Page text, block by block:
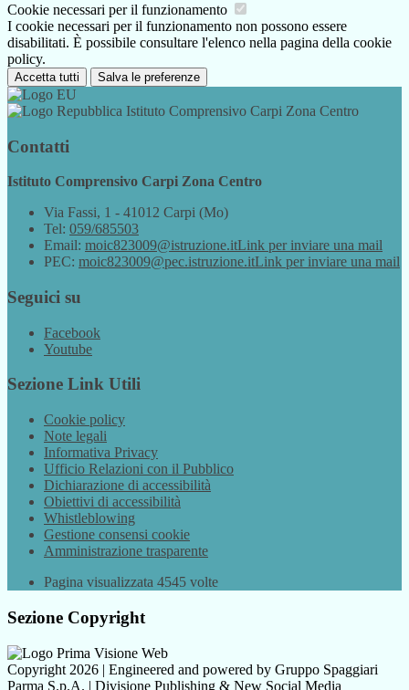
Cookie necessari per il funzionamento
I cookie necessari per il funzionamento non possono essere
disabilitati. È possibile consultare l'elenco nella pagina della cookie
policy.
Accetta tutti Salva le preferenze
Istituto Comprensivo Carpi Zona Centro
Contatti
Istituto Comprensivo Carpi Zona Centro
Via Fassi, 1 - 41012 Carpi (Mo)
Tel: 059/685503
Email: moic823009@istruzione.itLink per inviare una mail
PEC: moic823009@pec.istruzione.itLink per inviare una mail
Seguici su
Facebook
Youtube
Sezione Link Utili
Cookie policy
Note legali
Informativa Privacy
Ufficio Relazioni con il Pubblico
Dichiarazione di accessibilità
Obiettivi di accessibilità
Whistleblowing
Gestione consensi cookie
Amministrazione trasparente
Pagina visualizzata 4545 volte
Sezione Copyright
Copyright 2026 | Engineered and powered by Gruppo Spaggiari
Parma S.p.A. | Divisione Publishing & New Social Media